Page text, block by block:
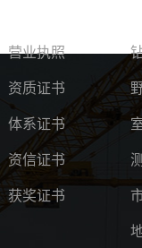
营业执照
资质证书
体系证书
资信证书
获奖证书